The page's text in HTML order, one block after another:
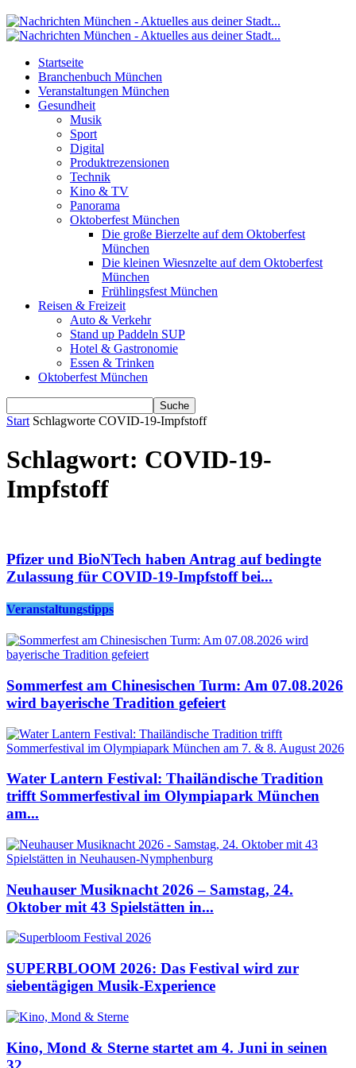
Startseite
Branchenbuch München
Veranstaltungen München
Gesundheit
Musik
Sport
Digital
Produktrezensionen
Technik
Kino & TV
Panorama
Oktoberfest München
Die große Bierzelte auf dem Oktoberfest
München
Die kleinen Wiesnzelte auf dem Oktoberfest
München
Frühlingsfest München
Reisen & Freizeit
Auto & Verkehr
Stand up Paddeln SUP
Hotel & Gastronomie
Essen & Trinken
Oktoberfest München
Start Schlagworte COVID-19-Impfstoff
Schlagwort: COVID-19-
Impfstoff
Pfizer und BioNTech haben Antrag auf bedingte
Zulassung für COVID-19-Impfstoff bei...
Veranstaltungstipps
Sommerfest am Chinesischen Turm: Am 07.08.2026
wird bayerische Tradition gefeiert
Water Lantern Festival: Thailändische Tradition
trifft Sommerfestival im Olympiapark München
am...
Neuhauser Musiknacht 2026 – Samstag, 24.
Oktober mit 43 Spielstätten in...
SUPERBLOOM 2026: Das Festival wird zur
siebentägigen Musik-Experience
Kino, Mond & Sterne startet am 4. Juni in seinen